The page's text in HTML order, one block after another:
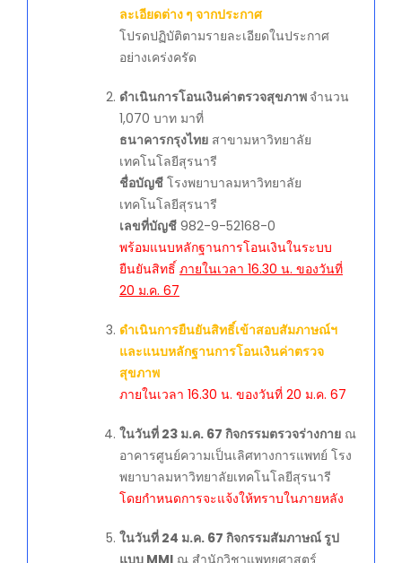
ละเอียดต่าง ๆ จากประกาศ
โปรดปฏิบัติตามรายละเอียดในประกาศ
อย่างเคร่งครัด
ดำเนินการโอนเงินค่าตรวจสุขภาพ จำนวน
1,070 บาท มาที่
ธนาคารกรุงไทย สาขามหาวิทยาลัย
เทคโนโลยีสุรนารี
ชื่อบัญชี โรงพยาบาลมหาวิทยาลัย
เทคโนโลยีสุรนารี
เลขที่บัญชี 982-9-52168-0
พร้อมแนบหลักฐานการโอนเงินในระบบ
ยืนยันสิทธิ์ ภายในเวลา 16.30 น. ของวันที่
20 ม.ค. 67
ดำเนินการยืนยันสิทธิ์เข้าสอบสัมภาษณ์ฯ
และแนบหลักฐานการโอนเงินค่าตรวจ
สุขภาพ
ภายในเวลา 16.30 น. ของวันที่ 20 ม.ค. 67
ในวันที่ 23 ม.ค. 67 กิจกรรมตรวจร่างกาย ณ
อาคารศูนย์ความเป็นเลิศทางการแพทย์ โรง
พยาบาลมหาวิทยาลัยเทคโนโลยีสุรนารี
โดยกำหนดการจะแจ้งให้ทราบในภายหลัง
ในวันที่ 24 ม.ค. 67 กิจกรรมสัมภาษณ์ รูป
แบบ MMI ณ สำนักวิชาแพทยศาสตร์